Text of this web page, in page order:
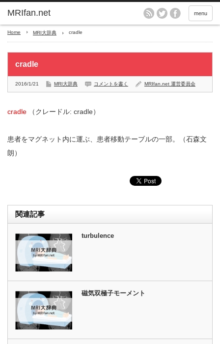
MRIfan.net menu
Home MRI大辞典 cradle
cradle
2016/1/21 MRI大辞典 コメントを書く MRIfan.net 運営委員会
cradle （クレードル: cradle）
患者をマグネット内に運ぶ、患者移動テーブルの一部。（石森文
朗）
関連記事
turbulence
磁気双極子モーメント